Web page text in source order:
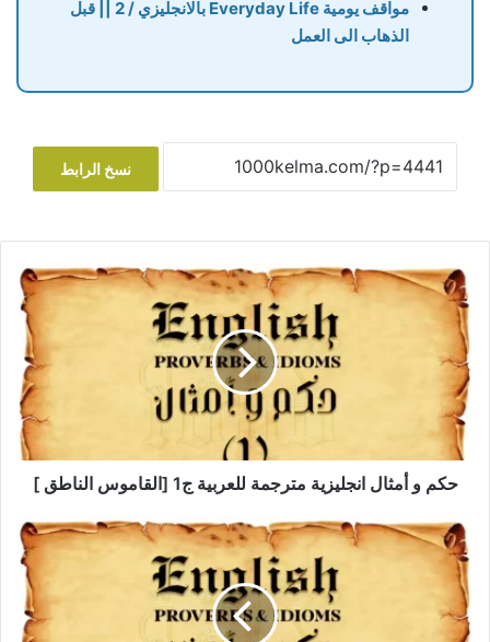
مواقف يومية Everyday Life بالانجليزي / 2 || قبل
الذهاب الى العمل
نسخ الرابط
حكم و أمثال انجليزية مترجمة للعربية ج1 [القاموس الناطق ]